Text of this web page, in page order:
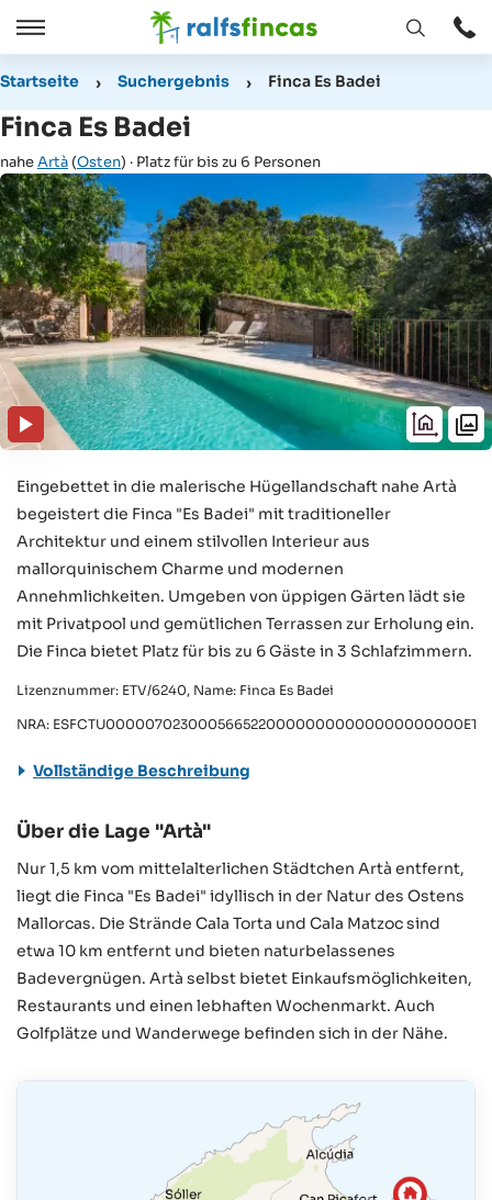
Öffnen
Schließen
Fenster
Startseite Suchergebnis Finca Es Badei
Finca Es Badei
naheArtà (Osten) · Platz für bis zu 6 Personen
Eingebettet in die malerische Hügellandschaft nahe Artà
begeistert die Finca "Es Badei" mit traditioneller
Architektur und einem stilvollen Interieur aus
mallorquinischem Charme und modernen
Annehmlichkeiten. Umgeben von üppigen Gärten lädt sie
mit Privatpool und gemütlichen Terrassen zur Erholung ein.
Die Finca bietet Platz für bis zu 6 Gäste in 3 Schlafzimmern.
Lizenznummer: ETV/6240, Name: Finca Es Badei
NRA:
Vollständige Beschreibung
Über die Lage "Artà"
Nur 1,5 km vom mittelalterlichen Städtchen Artà entfernt,
liegt die Finca "Es Badei" idyllisch in der Natur des Ostens
Mallorcas. Die Strände Cala Torta und Cala Matzoc sind
etwa 10 km entfernt und bieten naturbelassenes
Badevergnügen. Artà selbst bietet Einkaufsmöglichkeiten,
Restaurants und einen lebhaften Wochenmarkt. Auch
Golfplätze und Wanderwege befinden sich in der Nähe.